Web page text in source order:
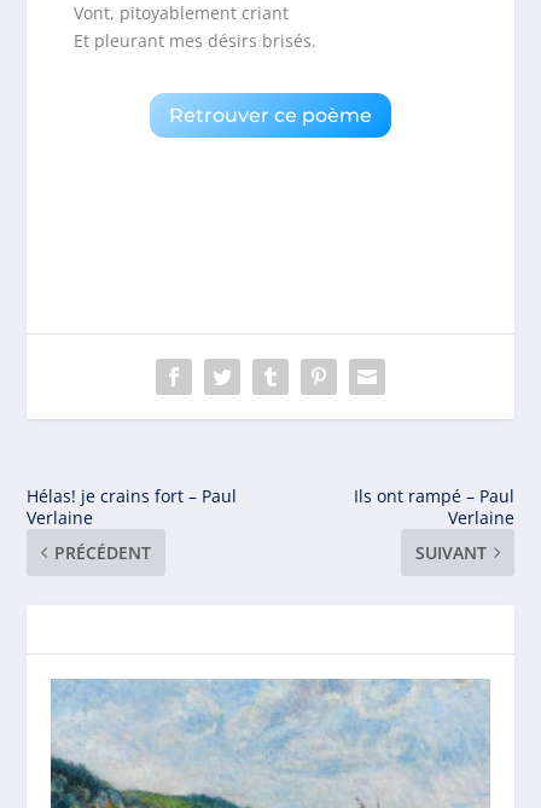
Vont, pitoyablement criant
Et pleurant mes désirs brisés.
Retrouver ce poème
Hélas! je crains fort – Paul
Verlaine
PRÉCÉDENT
Ils ont rampé – Paul
Verlaine
SUIVANT